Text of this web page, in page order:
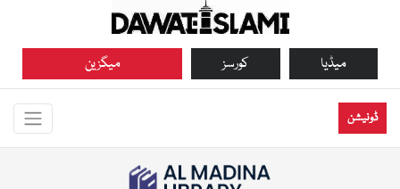
میگزین کورسز میڈیا
ڈونیشن